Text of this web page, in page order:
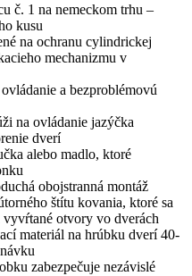
č. 1 na nemeckom trhu –
kusu
na ochranu cylindrickej
mechanizmu v
a bezproblémovú
na ovládanie jazýčka
dverí
alebo madlo, ktoré
obojstranná montáž
štítu kovania, ktoré sa
otvory vo dverách
materiál na hrúbku dverí 40-
zabezpečuje nezávislé